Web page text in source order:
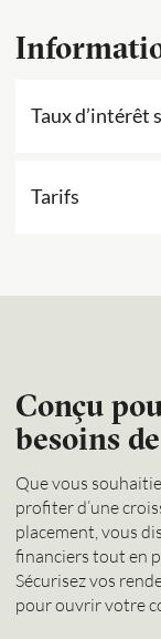
Taux d’intérêt
Tarifs
Conçu
besoins
Que vous
profiter d’une
placement, vous
financiers tout en
Sécurisez vos
pour ouvrir votre